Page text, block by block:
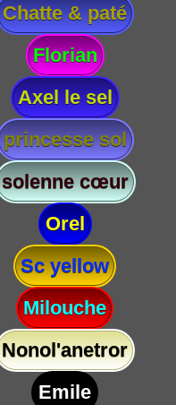
Chatte & paté
Florian
Axel le sel
princesse sol
solenne cœur
Orel
Sc yellow
Milouche
Nonol'anetror
Emile